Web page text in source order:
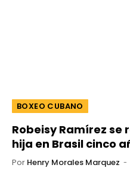
BOXEO CUBANO
Robeisy Ramírez se
hija en Brasil cinco
Por Henry Morales Marquez